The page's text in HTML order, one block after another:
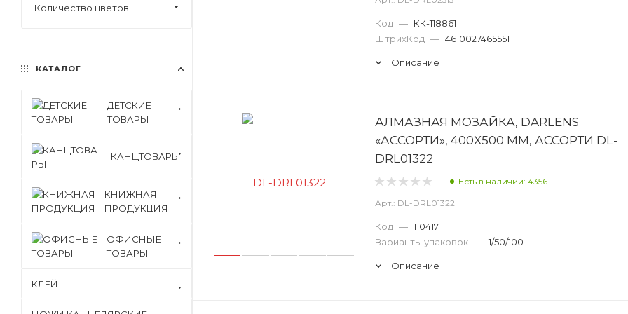
Код — КК-118861
ШтрихКод — 4610027465551
Описание
АЛМАЗНАЯ МОЗАЙКА, DARLENS
«АССОРТИ», 400Х500 ММ, АССОРТИ DL-
DRL01322
Есть в наличии: 4356
Арт.: DL-DRL01322
Код — 110417
Варианты упаковок — 1/50/100
Описание
декорирования
моделирования
Набор для рисования
Набор для шитья
Набор подвесок
Набор стеков
Накладка на стол
Наклейка стразы
Количество цветов
КАТАЛОГ
ДЕТСКИЕ
ТОВАРЫ
КАНЦТОВАРЫ
КНИЖНАЯ
ПРОДУКЦИЯ
ОФИСНЫЕ
ТОВАРЫ
КЛЕЙ